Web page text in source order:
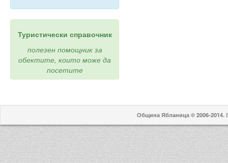
Туристически справочник
полезен помощник за
обектите, които може да
посетите
Община Ябланица © 2006-2014.